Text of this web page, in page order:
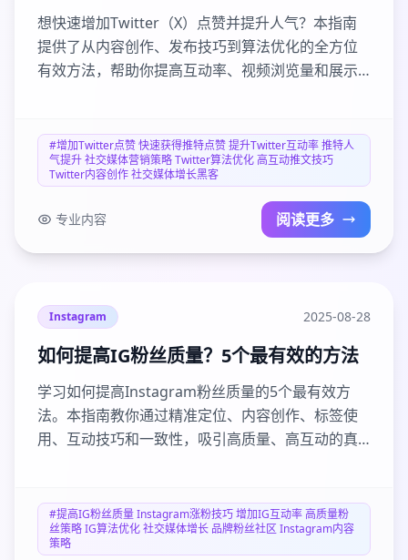
想快速增加Twitter（X）点赞并提升人气？本指南
提供了从内容创作、发布技巧到算法优化的全方位
有效方法，帮助你提高互动率、视频浏览量和展示
#增加Twitter点赞 快速获得推特点赞 提升Twitter互动率 推特人
气提升 社交媒体营销策略 Twitter算法优化 高互动推文技巧
Twitter内容创作 社交媒体增长黑客
专业内容 阅读更多
Instagram 2025-08-28
如何提高IG粉丝质量？5个最有效的方法
学习如何提高Instagram粉丝质量的5个最有效方
法。本指南教你通过精准定位、内容创作、标签使
用、互动技巧和一致性，吸引高质量、高互动的真
#提高IG粉丝质量 Instagram涨粉技巧 增加IG互动率 高质量粉
丝策略 IG算法优化 社交媒体增长 品牌粉丝社区 Instagram内容
策略